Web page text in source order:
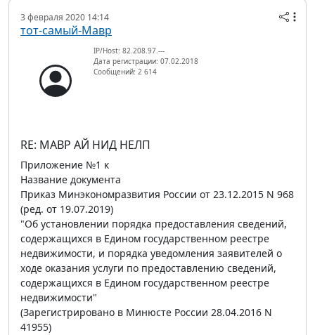
3 февраля 2020 14:14
тот-самый-Мавр
IP/Host: 82.208.97.---
Дата регистрации: 07.02.2018
Сообщений: 2 614
RE: МАВР АЙ НИД НЕЛП
Приложение №1 к
Название документа
Приказ Минэкономразвития России от 23.12.2015 N 968
(ред. от 19.07.2019)
"Об установлении порядка предоставления сведений,
содержащихся в Едином государственном реестре
недвижимости, и порядка уведомления заявителей о
ходе оказания услуги по предоставлению сведений,
содержащихся в Едином государственном реестре
недвижимости"
(Зарегистрировано в Минюсте России 28.04.2016 N
41955)